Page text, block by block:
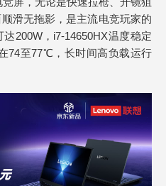
滑无拖影，是主流电竞玩家的
200W，i7-14650HX温度稳定
74至77℃，长时间高负载运行